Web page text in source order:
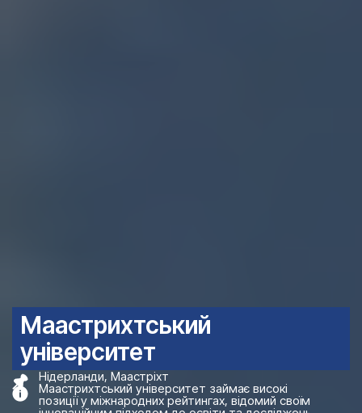
Маастрихтський
університет
Нідерланди, Маастріхт
Маастрихтський університет займає високі
позиції у міжнародних рейтингах, відомий своїм